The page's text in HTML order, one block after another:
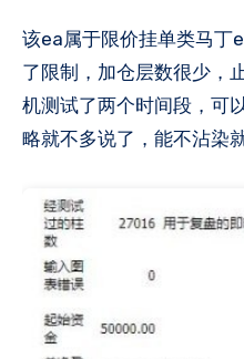
该ea属于限价挂单类马丁ea，单量巨大，最大手数做
了限制，加仓层数很少，
机测试了两个时间段，可
略就不多说了，能不沾染